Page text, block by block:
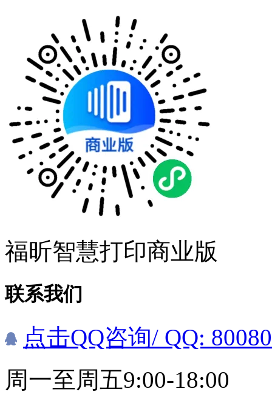
福昕智慧打印商业版
联系我们
点击QQ咨询/ QQ:
周一至周五9:00-18:00